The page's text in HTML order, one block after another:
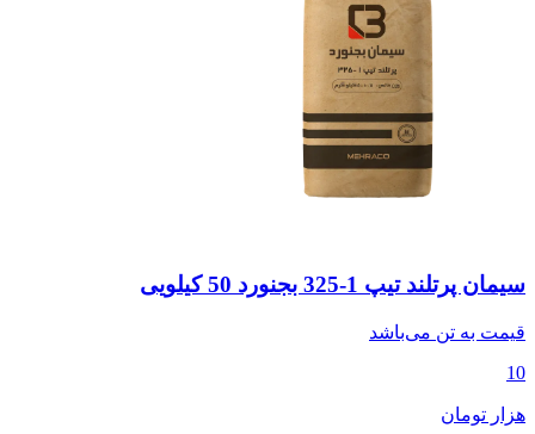
سیمان پرتلند تیپ 1-325 بجنورد 50 کیلویی
قیمت بهتنمی‌باشد
10
هزار تومان